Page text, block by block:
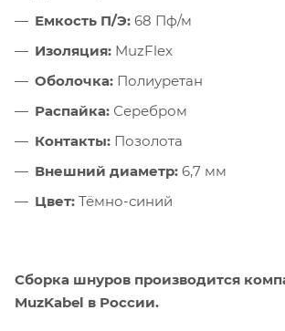
Емкость П/Э: 68 Пф/м
Изоляция: MuzFlex
Оболочка: Полиуретан
Распайка: Серебром
Контакты: Позолота
Внешний диаметр: 6,7 мм
Цвет: Тёмно-синий
Сборка шнуров производится
MuzKabel в России.